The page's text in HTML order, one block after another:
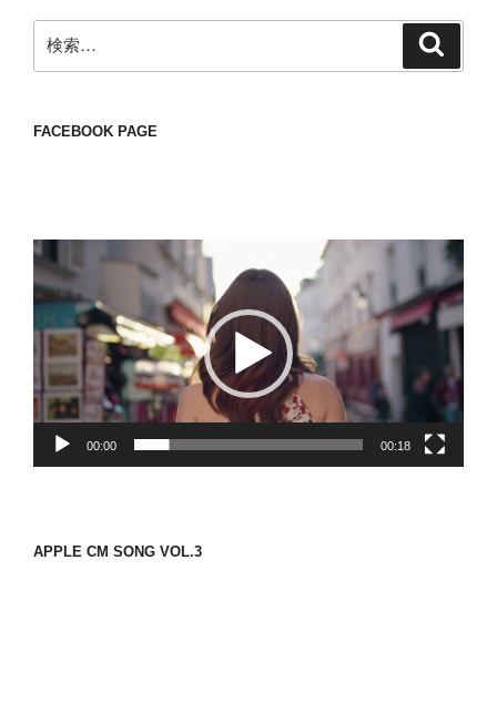
索:
FACEBOOK PAGE
動
画
プ
レ
ー
ヤ
ー
00:00 00:18
APPLE CM SONG VOL.3